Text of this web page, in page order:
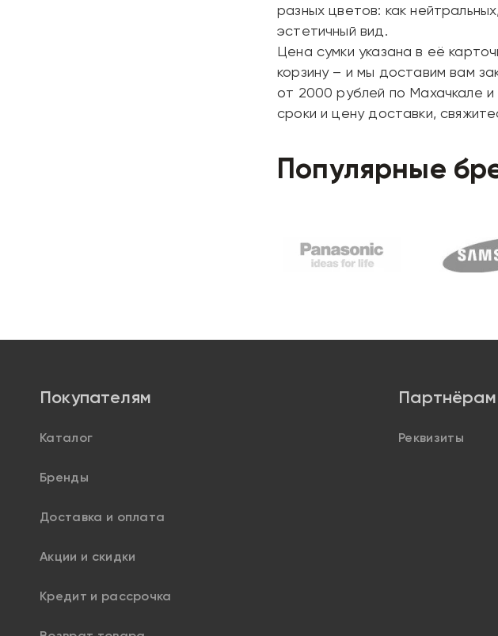
разных цветов: как
эстетичный вид.
Цена сумки указана в её
корзину – и мы доставим вам
от 2000 рублей по Махачкале
сроки и цену доставки,
Популярные
Покупателям
Каталог
Бренды
Доставка и оплата
Акции и скидки
Кредит и рассрочка
Партнёрам
Реквизиты